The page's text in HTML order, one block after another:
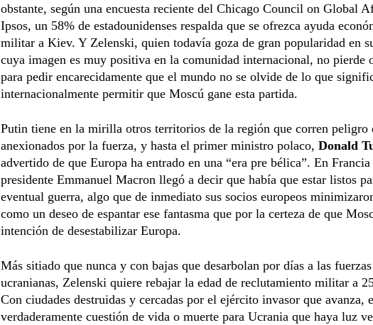
obstante, según una encuesta reciente del Chicago Council on Global
Ipsos, un 58% de estadounidenses respalda que se ofrezca ayuda
militar a Kiev. Y Zelenski, quien todavía goza de gran popularidad en
cuya imagen es muy positiva en la comunidad internacional, no pierde
para pedir encarecidamente que el mundo no se olvide de lo que
internacionalmente permitir que Moscú gane esta partida.
Putin tiene en la mirilla otros territorios de la región que corren peligro
anexionados por la fuerza, y hasta el primer ministro polaco, Donald
advertido de que Europa ha entrado en una “era pre bélica”. En Francia
presidente Emmanuel Macron llegó a decir que había que estar listos
eventual guerra, algo que de inmediato sus socios europeos
como un deseo de espantar ese fantasma que por la certeza de que
intención de desestabilizar Europa.
Más sitiado que nunca y con bajas que desarbolan por días a las fuerzas
ucranianas, Zelenski quiere rebajar la edad de reclutamiento militar a
Con ciudades destruidas y cercadas por el ejército invasor que avanza,
verdaderamente cuestión de vida o muerte para Ucrania que haya luz